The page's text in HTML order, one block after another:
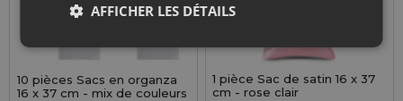
10 pièces Sacs en organza
16 x 37 cm - mix de couleurs
1 pièce Sac de satin 16 x 37
cm - rose clair
AFFICHER LES DÉTAILS